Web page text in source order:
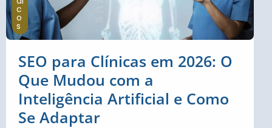
c
o
s
SEO para Clínicas em 2026: O
Que Mudou com a
Inteligência Artificial e Como
Se Adaptar